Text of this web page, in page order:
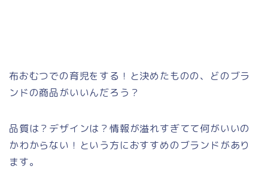
布おむつでの育児をする！と決めたものの、どのブラ
ンドの商品がいいんだろう？
品質は？デザインは？情報が溢れすぎてて何がいいの
かわからない！という方におすすめのブランドがあり
ます。